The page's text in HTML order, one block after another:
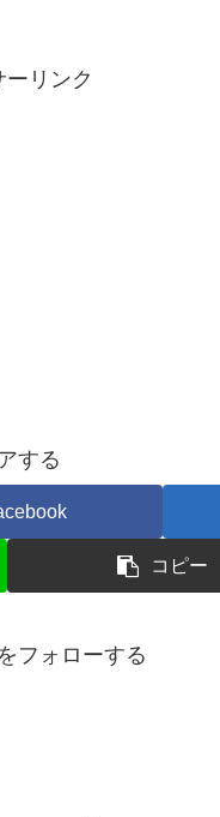
ーリンク
する
コピー
フォローする